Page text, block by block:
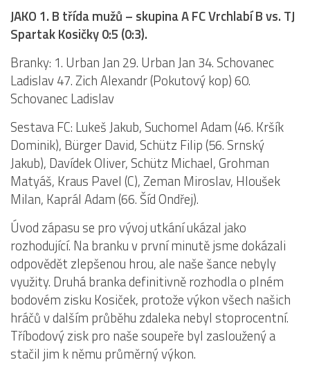
St. dorost
Zápasy SD 2026/27
Hráči
Realizační tým
Zápasy
Ml. dorost
Zápasy MD
Hráči
Realizační tým
Zápasy
St. žáci
Zápasy SŽ 2025/26
Hráči
Realizační tým
Zápasy
JAKO 1. B třída mužů – skupina A FC Vrchlabí B vs. TJ
Spartak Kosičky 0:5 (0:3).
Branky: 1. Urban Jan 29. Urban Jan 34. Schovanec
Ladislav 47. Zich Alexandr (Pokutový kop) 60.
Schovanec Ladislav
Sestava FC: Lukeš Jakub, Suchomel Adam (46. Kršík
Dominik), Bürger David, Schütz Filip (56. Srnský
Jakub), Davídek Oliver, Schütz Michael, Grohman
Matyáš, Kraus Pavel (C), Zeman Miroslav, Hloušek
Milan, Kaprál Adam (66. Šíd Ondřej).
Úvod zápasu se pro vývoj utkání ukázal jako
rozhodující. Na branku v první minutě jsme dokázali
odpovědět zlepšenou hrou, ale naše šance nebyly
využity. Druhá branka definitivně rozhodla o plném
bodovém zisku Kosiček, protože výkon všech našich
hráčů v dalším průběhu zdaleka nebyl stoprocentní.
Tříbodový zisk pro naše soupeře byl zasloužený a
stačil jim k němu průměrný výkon.